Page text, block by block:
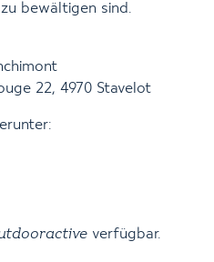
bewältigen sind.
22, 4970 Stavelot
verfügbar.